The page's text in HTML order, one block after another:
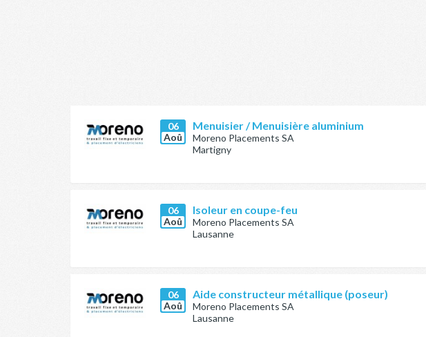
06
Aoû
Menuisier / Menuisière aluminium
Moreno Placements SA
Martigny
06
Aoû
Isoleur en coupe-feu
Moreno Placements SA
Lausanne
06
Aoû
Aide constructeur métallique (poseur)
Moreno Placements SA
Lausanne